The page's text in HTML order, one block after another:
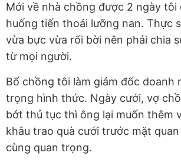
Mới về nhà chồng được 2 ngày tôi
huống tiến thoái lưỡng nan. Thực
vừa bực vừa rối bời nên phải chia
từ mọi người.
Bố chồng tôi làm giám đốc doanh
trọng hình thức. Ngày cưới, vợ
bớt thủ tục thì ông lại muốn thêm
khâu trao quà cưới trước mặt
cùng quan trọng.